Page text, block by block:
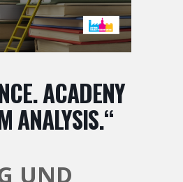
ACADENY
ANALYSIS.“
UND